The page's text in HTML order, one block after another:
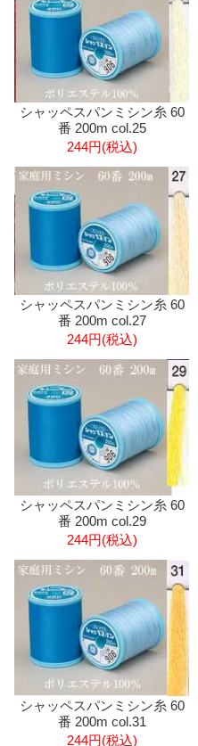
シャッペスパンミシン糸 60
番 200m col.25
244円(税込)
シャッペスパンミシン糸 60
番 200m col.27
244円(税込)
シャッペスパンミシン糸 60
番 200m col.29
244円(税込)
シャッペスパンミシン糸 60
番 200m col.31
244円(税込)